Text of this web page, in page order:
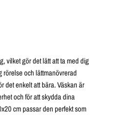
vilket gör det lätt att ta med dig
och lättmanövrerad
det enkelt att bära. Väskan är
och för att skydda dina
cm passar den perfekt som